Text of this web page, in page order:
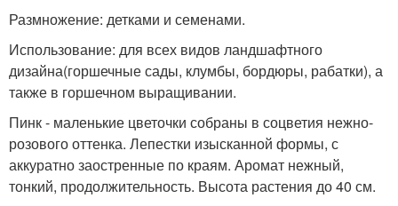
Размножение: детками и семенами.
Использование: для всех видов ландшафтного
дизайна(горшечные сады, клумбы, бордюры, рабатки), а
также в горшечном выращивании.
Пинк - маленькие цветочки собраны в соцветия нежно-
розового оттенка. Лепестки изысканной формы, с
аккуратно заостренные по краям. Аромат нежный,
тонкий, продолжительность. Высота растения до 40 см.